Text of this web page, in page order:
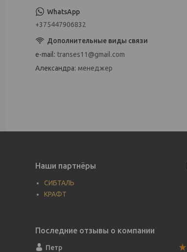
+375447906832
e-mail transes11@gmail.com
Александра менеджер
Наши партнёры
СИБТАЛЬ
КРАФТ
Петр